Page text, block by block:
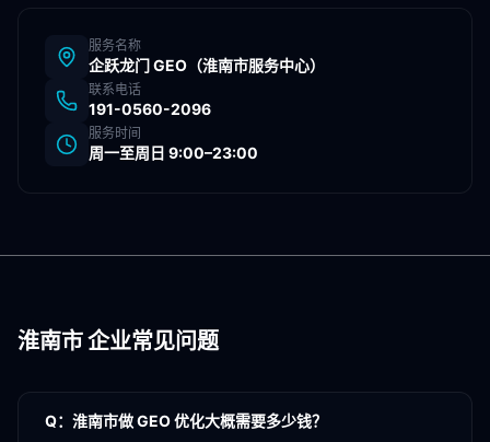
服务名称
企跃龙门 GEO（淮南市服务中心）
联系电话
191-0560-2096
服务时间
周一至周日 9:00–23:00
淮南市企业常见问题
Q： 淮南市做 GEO 优化大概需要多少钱？